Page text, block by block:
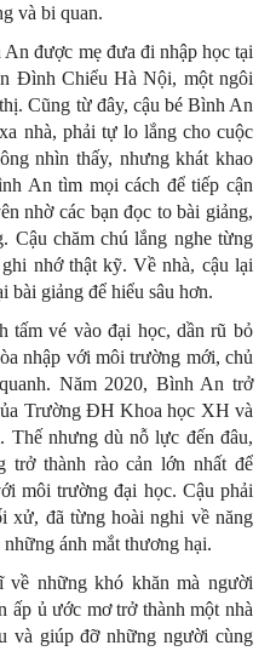
và bi quan.
được mẹ đưa đi nhập học tại
Đình Chiểu Hà Nội, một ngôi
Cũng từ đây, cậu bé Bình An
nhà, phải tự lo lắng cho cuộc
nhìn thấy, nhưng khát khao
An tìm mọi cách để tiếp cận
nhờ các bạn đọc to bài giảng,
Cậu chăm chú lắng nghe từng
nhớ thật kỹ. Về nhà, cậu lại
bài giảng để hiểu sâu hơn.
tấm vé vào đại học, dần rũ bỏ
nhập với môi trường mới, chủ
Năm 2020, Bình An trở
Trường ĐH Khoa học XH và
nhưng dù nỗ lực đến đâu,
trở thành rào cản lớn nhất để
môi trường đại học. Cậu phải
xử, đã từng hoài nghi về năng
ánh mắt thương hại.
về những khó khăn mà người
ấp ủ ước mơ trở thành một nhà
và giúp đỡ những người cùng